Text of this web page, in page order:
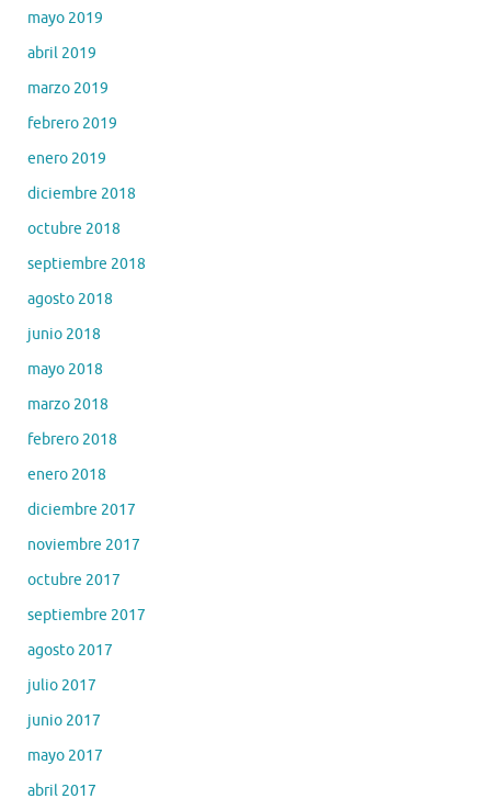
mayo 2019
abril 2019
marzo 2019
febrero 2019
enero 2019
diciembre 2018
octubre 2018
septiembre 2018
agosto 2018
junio 2018
mayo 2018
marzo 2018
febrero 2018
enero 2018
diciembre 2017
noviembre 2017
octubre 2017
septiembre 2017
agosto 2017
julio 2017
junio 2017
mayo 2017
abril 2017